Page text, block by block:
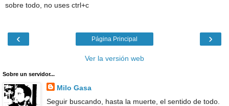
sobre todo, no uses ctrl+c
‹ ›
Página Principal
Ver la versión web
Sobre un servidor...
Milo Gasa
Seguir buscando, hasta la muerte, el sentido de todo.